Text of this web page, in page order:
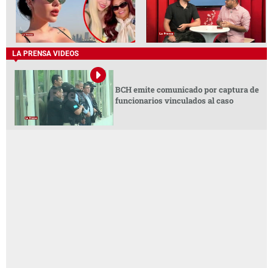
LA PRENSA VIDEOS
BCH emite comunicado por captura de
funcionarios vinculados al caso